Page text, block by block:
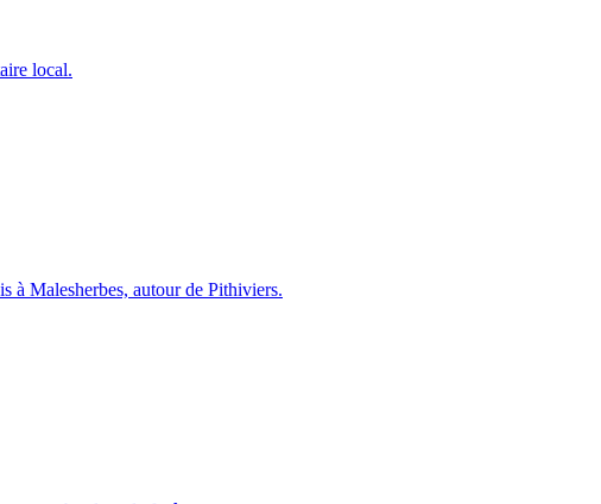
local.
à Malesherbes, autour de Pithiviers.